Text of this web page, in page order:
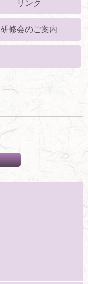
リンク
研修会のご案内